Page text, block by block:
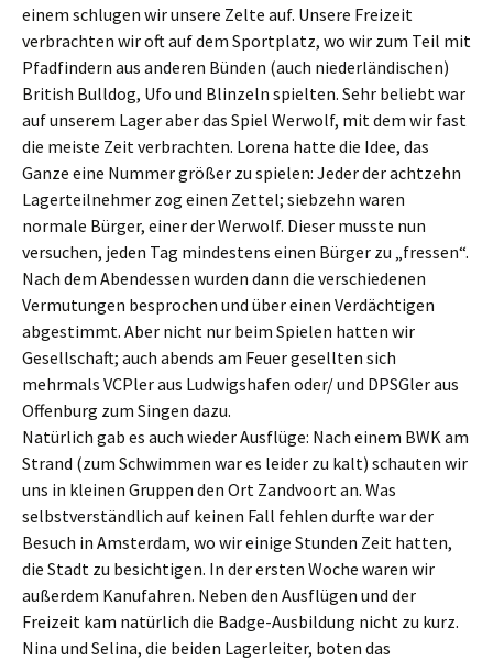
einem schlugen wir unsere Zelte auf. Unsere Freizeit
verbrachten wir oft auf dem Sportplatz, wo wir zum Teil mit
Pfadfindern aus anderen Bünden (auch niederländischen)
British Bulldog, Ufo und Blinzeln spielten. Sehr beliebt war
auf unserem Lager aber das Spiel Werwolf, mit dem wir fast
die meiste Zeit verbrachten. Lorena hatte die Idee, das
Ganze eine Nummer größer zu spielen: Jeder der achtzehn
Lagerteilnehmer zog einen Zettel; siebzehn waren
normale Bürger, einer der Werwolf. Dieser musste nun
versuchen, jeden Tag mindestens einen Bürger zu „fressen“.
Nach dem Abendessen wurden dann die verschiedenen
Vermutungen besprochen und über einen Verdächtigen
abgestimmt. Aber nicht nur beim Spielen hatten wir
Gesellschaft; auch abends am Feuer gesellten sich
mehrmals VCPler aus Ludwigshafen oder/ und DPSGler aus
Offenburg zum Singen dazu.
Natürlich gab es auch wieder Ausflüge: Nach einem BWK am
Strand (zum Schwimmen war es leider zu kalt) schauten wir
uns in kleinen Gruppen den Ort Zandvoort an. Was
selbstverständlich auf keinen Fall fehlen durfte war der
Besuch in Amsterdam, wo wir einige Stunden Zeit hatten,
die Stadt zu besichtigen. In der ersten Woche waren wir
außerdem Kanufahren. Neben den Ausflügen und der
Freizeit kam natürlich die Badge-Ausbildung nicht zu kurz.
Nina und Selina, die beiden Lagerleiter, boten das